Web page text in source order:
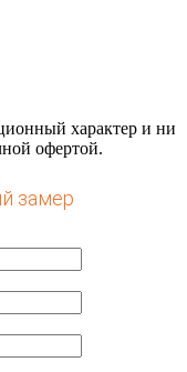
характер и ни
офертой.
замер